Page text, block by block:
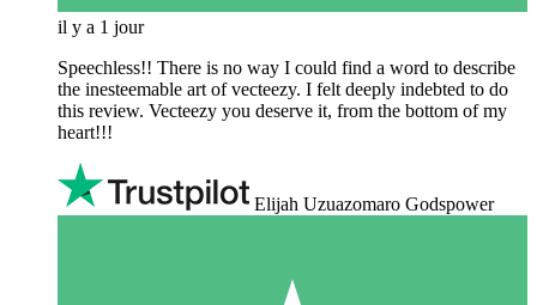
il y a 1 jour
Speechless!! There is no way I could find a word to describe
the inesteemable art of vecteezy. I felt deeply indebted to do
this review. Vecteezy you deserve it, from the bottom of my
heart!!!
Elijah Uzuazomaro Godspower